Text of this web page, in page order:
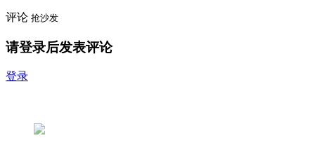
评论 抢沙发
请登录后发表评论
登录